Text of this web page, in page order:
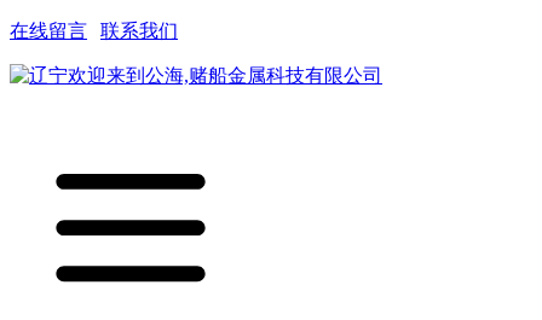
在线留言 联系我们